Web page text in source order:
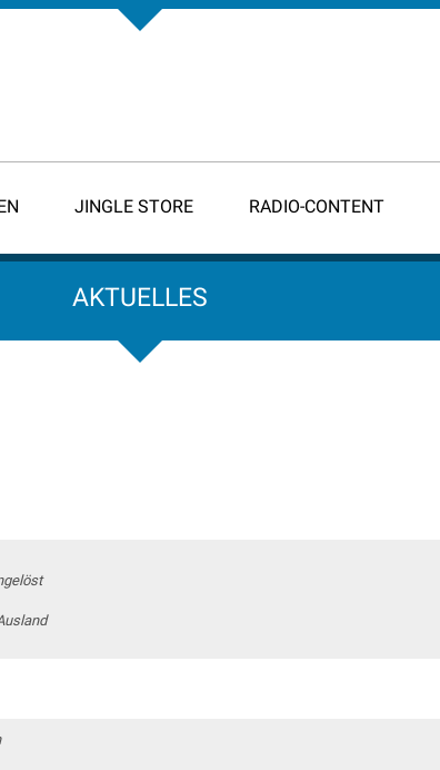
JINGLE STORE RADIO-CONTENT
AKTUELLES